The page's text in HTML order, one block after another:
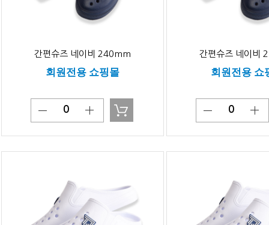
간편슈즈 네이비 240mm
회원전용 쇼핑몰
간편슈즈 네이비
회원전용 쇼